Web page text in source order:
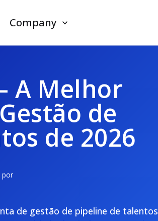
Company
A Melhor
de
de 2026
por
de gestão de pipeline de talentos